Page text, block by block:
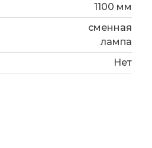
1100 мм
сменная
лампа
Нет